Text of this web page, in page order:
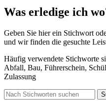
Was erledige ich
Geben Sie hier ein Stichwort
und wir finden die gesuchte
Häufig verwendete Stichworte
Abfall, Bau, Führerschein,
Zulassung